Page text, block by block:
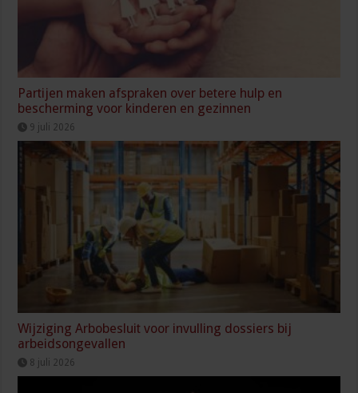
Partijen maken afspraken over betere hulp en
bescherming voor kinderen en gezinnen
9 juli 2026
Wijziging Arbobesluit voor invulling dossiers bij
arbeidsongevallen
8 juli 2026